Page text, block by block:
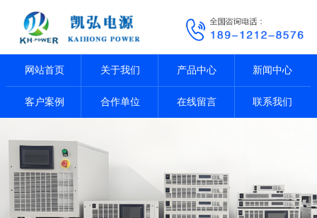
网站首页 关于我们 产品中心 新闻中心
客户案例 合作单位 在线留言 联系我们